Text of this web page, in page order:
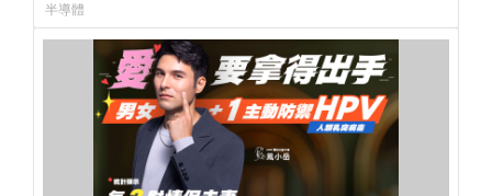
半導體